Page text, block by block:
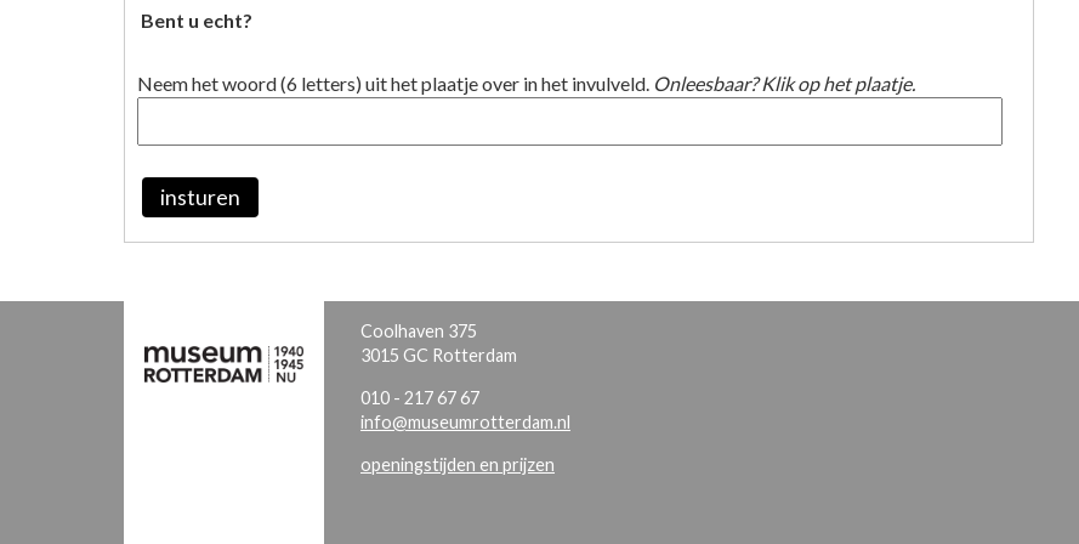
Bent u echt?
Neem het woord (6 letters) uit het plaatje over in het invulveld. Onleesbaar? Klik op het plaatje.
insturen
Coolhaven 375
3015 GC Rotterdam
010 - 217 67 67
info@museumrotterdam.nl
openingstijden en prijzen